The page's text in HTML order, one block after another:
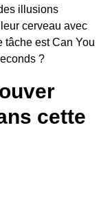
illusions
cerveau avec
tâche est Can You
?
cette